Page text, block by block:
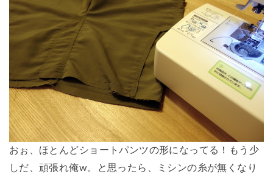
おぉ、ほとんどショートパンツの形になってる！もう少
しだ、頑張れ俺w。と思ったら、ミシンの糸が無くなり